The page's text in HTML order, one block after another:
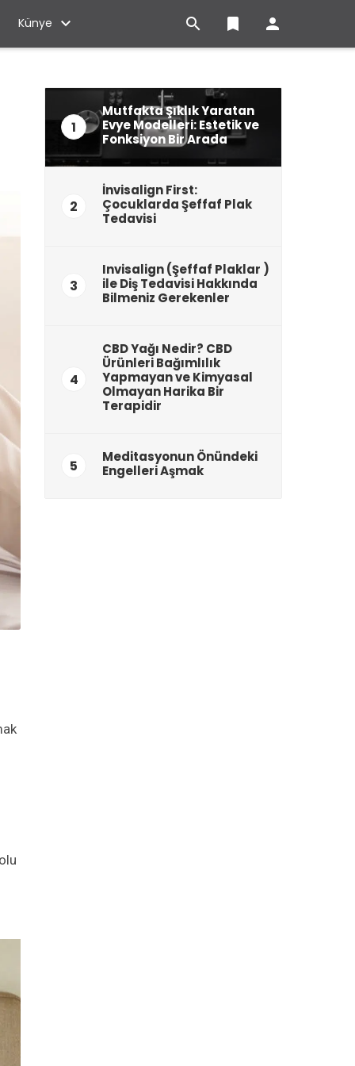
Künye  bookmark 
1
Mutfakta Şıklık Yaratan
Evye Modelleri: Estetik ve
Fonksiyon Bir Arada
2
İnvisalign First:
Çocuklarda Şeffaf Plak
Tedavisi
3
Invisalign (Şeffaf Plaklar )
ile Diş Tedavisi Hakkında
Bilmeniz Gerekenler
4
CBD Yağı Nedir? CBD
Ürünleri Bağımlılık
Yapmayan ve Kimyasal
Olmayan Harika Bir
Terapidir
5
Meditasyonun Önündeki
Engelleri Aşmak